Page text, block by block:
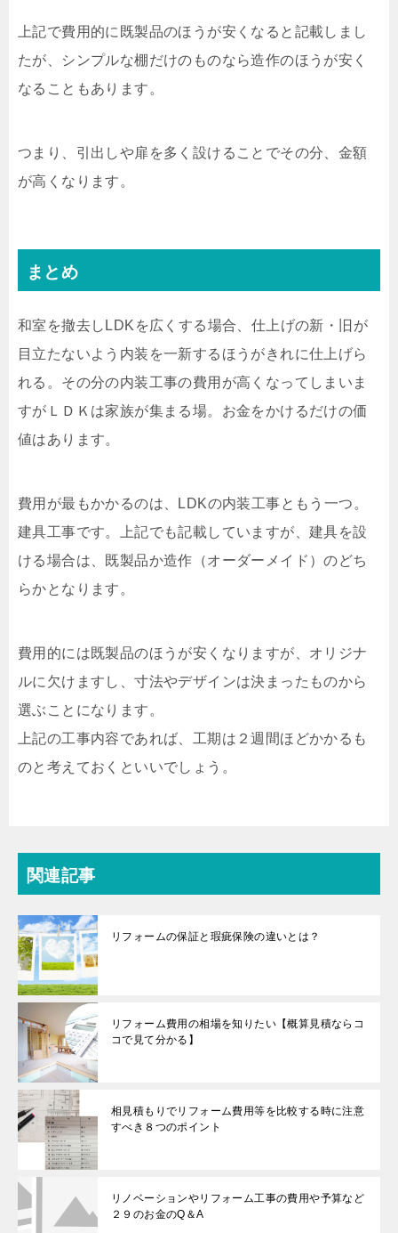
上記で費用的に既製品のほうが安くなると記載しまし
たが、シンプルな棚だけのものなら造作のほうが安く
なることもあります。
つまり、引出しや扉を多く設けることでその分、金額
が高くなります。
まとめ
和室を撤去しLDKを広くする場合、仕上げの新・旧が
目立たないよう内装を一新するほうがきれに仕上げら
れる。その分の内装工事の費用が高くなってしまいま
すがＬＤＫは家族が集まる場。お金をかけるだけの価
値はあります。
費用が最もかかるのは、LDKの内装工事ともう一つ。
建具工事です。上記でも記載していますが、建具を設
ける場合は、既製品か造作（オーダーメイド）のどち
らかとなります。
費用的には既製品のほうが安くなりますが、オリジナ
ルに欠けますし、寸法やデザインは決まったものから
選ぶことになります。
上記の工事内容であれば、工期は２週間ほどかかるも
のと考えておくといいでしょう。
関連記事
リフォームの保証と瑕疵保険の違いとは？
リフォーム費用の相場を知りたい【概算見積ならコ
コで見て分かる】
相見積もりでリフォーム費用等を比較する時に注意
すべき８つのポイント
リノベーションやリフォーム工事の費用や予算など
２９のお金のQ＆A